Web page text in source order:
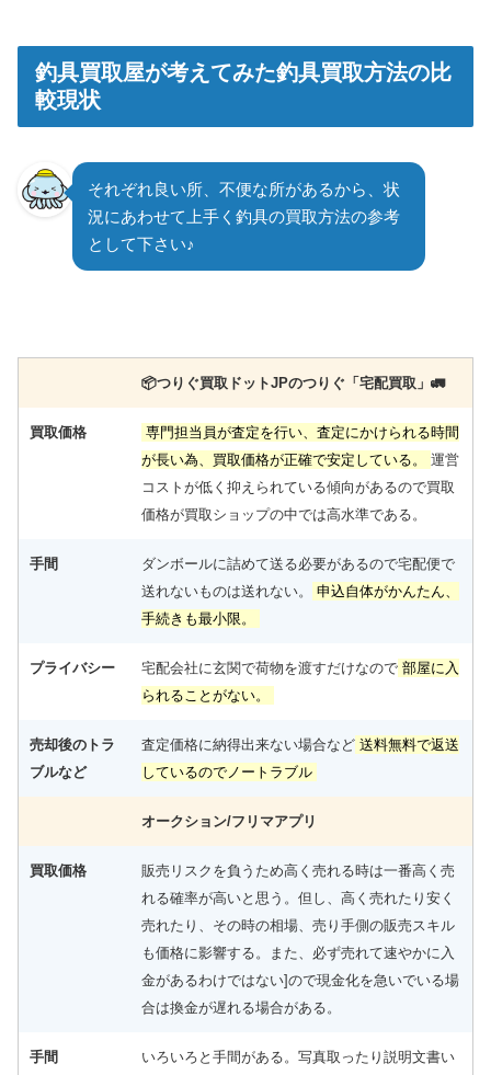
釣具買取屋が考えてみた釣具買取方法の比
較現状
それぞれ良い所、不便な所があるから、状
況にあわせて上手く釣具の買取方法の参考
として下さい♪
📦️つりぐ買取ドットJPのつりぐ「宅配買取」🚛
買取価格
専門担当員が査定を行い、査定にかけられる時間
が長い為、買取価格が正確で安定している。 運営
コストが低く抑えられている傾向があるので買取
価格が買取ショップの中では高水準である。
手間
ダンボールに詰めて送る必要があるので宅配便で
送れないものは送れない。
申込自体がかんたん、
手続きも最小限。
プライバシー 宅配会社に玄関で荷物を渡すだけなので 部屋に入
られることがない。
売却後のトラ
ブルなど
査定価格に納得出来ない場合など 送料無料で返送
しているのでノートラブル
オークション/フリマアプリ
買取価格
販売リスクを負うため高く売れる時は一番高く売
れる確率が高いと思う。但し、高く売れたり安く
売れたり、その時の相場、売り手側の販売スキル
も価格に影響する。また、必ず売れて速やかに入
金があるわけではない]ので現金化を急いでいる場
合は換金が遅れる場合がある。
手間
いろいろと手間がある。写真取ったり説明文書い